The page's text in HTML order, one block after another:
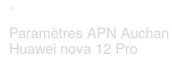
<
Paramètres APN
Huawei nova 12 Pro